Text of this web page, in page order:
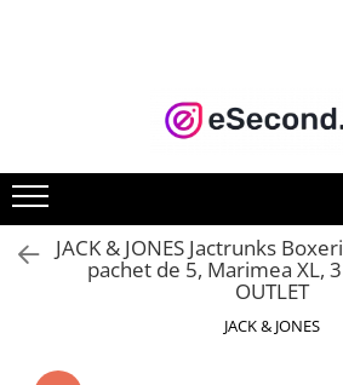
Accesorii Auto
Anvelope & Jante
Covorase auto
Echipamente pentru Atelier
Intretinere & Cosmetica auto
JACK & JONES Jactrunks
pachet de 5, Marimea XL,
OUTLET
JACK & JONES